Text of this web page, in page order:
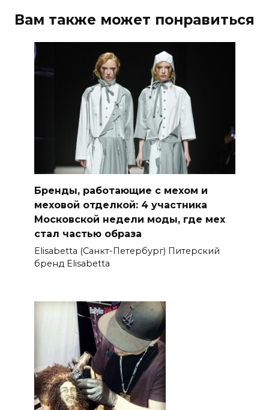
Вам также может понравиться
Бренды, работающие с мехом и
меховой отделкой: 4 участника
Московской недели моды, где мех
стал частью образа
Elisabetta (Санкт-Петербург) Питерский
бренд Elisabetta